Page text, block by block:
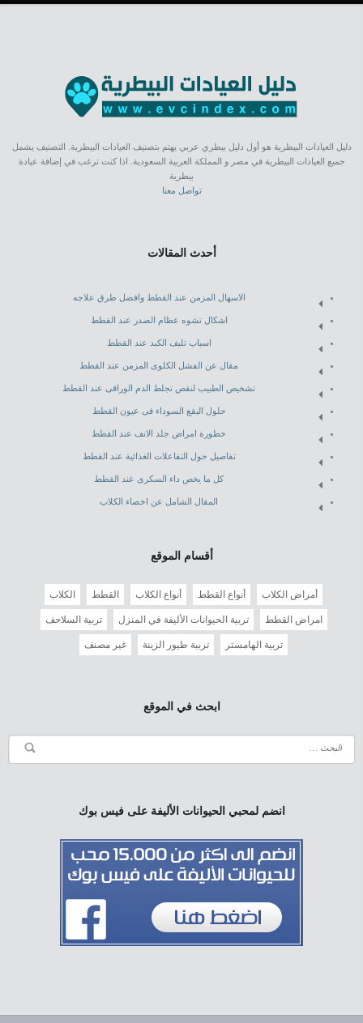
دليل العيادات البيطرية هو أول دليل بيطري عربي يهتم بتصنيف العيادات البيطرية. التصنيف يشمل
جميع العيادات البيطرية في مصر و المملكة العربية السعودية. اذا كنت ترغب في إضافة عيادة
بيطرية
تواصل معنا
أحدث المقالات
الاسهال المزمن عند القطط وافضل طرق علاجه
اشكال تشوه عظام الصدر عند القطط
اسباب تليف الكبد عند القطط
مقال عن الفشل الكلوى المزمن عند القطط
تشخيص الطبيب لنقص تجلط الدم الوراقى عند القطط
حلول البقع السوداء فى عيون القطط
خطورة امراض جلد الانف عند القطط
تفاصيل حول التفاعلات الغذائية عند القطط
كل ما يخص داء السكرى عند القطط
المقال الشامل عن اخصاء الكلاب
أقسام الموقع
أمراض الكلاب أنواع القطط أنواع الكلاب القطط الكلاب
امراض القطط تربية الحيوانات الأليفة في المنزل تربية السلاحف
تربية الهامستر تربية طيور الزينة غير مصنف
ابحث في الموقع
انضم لمحبي الحيوانات الأليفة على فيس بوك